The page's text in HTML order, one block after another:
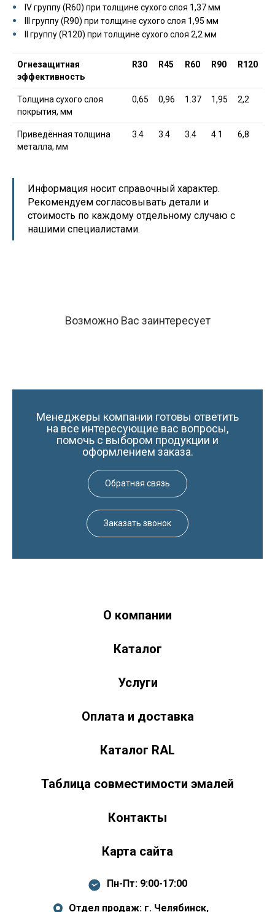
IV группу (R60) при толщине сухого слоя 1,37 мм
III группу (R90) при толщине сухого слоя 1,95 мм
II группу (R120) при толщине сухого слоя 2,2 мм
Огнезащитная
эффективность
R30 R45 R60 R90 R120
Толщина сухого слоя
покрытия, мм
0,65 0,96 1.37 1,95 2,2
Приведённая толщина
металла, мм
3.4 3.4 3.4 4.1 6,8
Информация носит справочный характер.
Рекомендуем согласовывать детали и
стоимость по каждому отдельному случаю с
нашими специалистами.
Возможно Вас заинтересует
Менеджеры компании готовы ответить
на все интересующие вас вопросы,
помочь с выбором продукции и
оформлением заказа.
Обратная связь
Заказать звонок
О компании
Каталог
Услуги
Оплата и доставка
Каталог RAL
Таблица совместимости эмалей
Контакты
Карта сайта
Пн-Пт: 9:00-17:00
Отдел продаж: г. Челябинск,